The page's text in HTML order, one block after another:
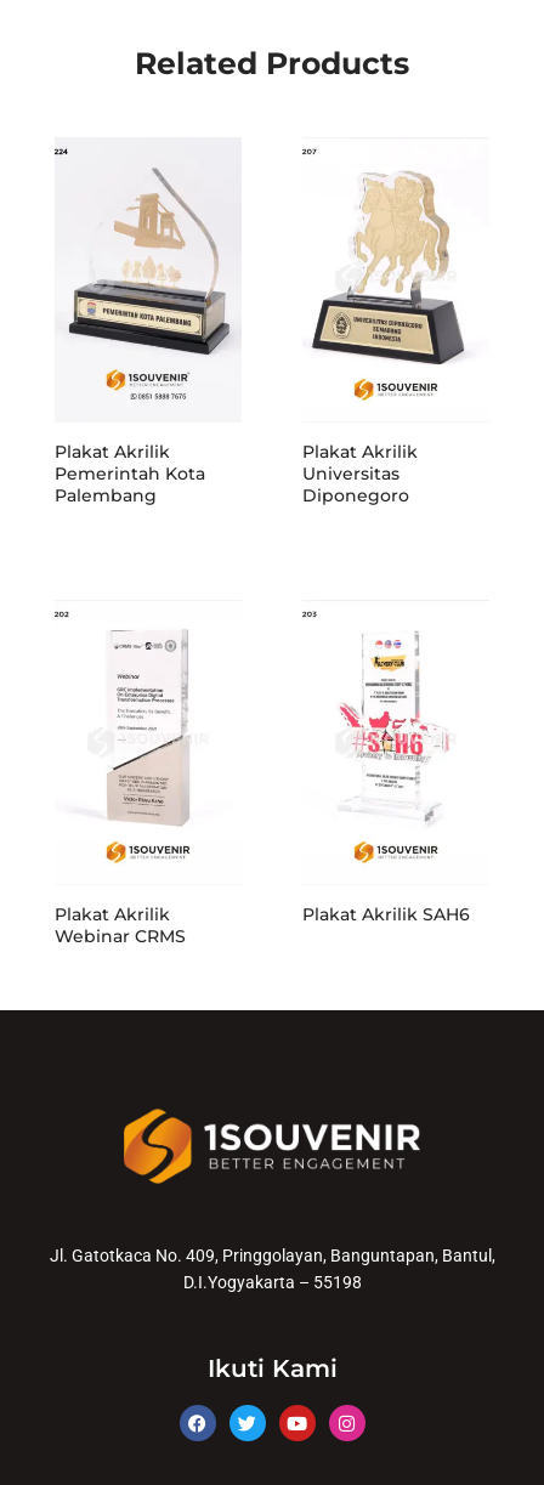
Related Products
Plakat Akrilik
Pemerintah Kota
Palembang
Plakat Akrilik
Universitas
Diponegoro
Plakat Akrilik
Webinar CRMS
Plakat Akrilik SAH6
Jl. Gatotkaca No. 409, Pringgolayan, Banguntapan, Bantul,
D.I.Yogyakarta – 55198
Ikuti Kami